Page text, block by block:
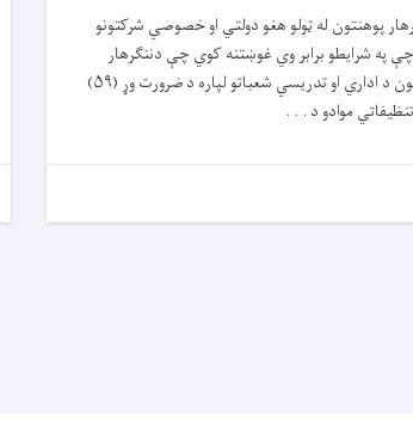
پوهنتون له ټولو هغو دولتي او خصوصي شرکتونو
په شرايطو برابر وي غوښتنه کوي چې دننګرهار
پوهنتون د اداري او تدريسي شعباتو لپاره د ضرورت وړ (۵۹)
موادو د . . .